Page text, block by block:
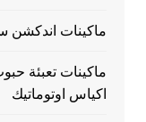
ماكينات اندكشن
ماكينات تعبئة
اكياس اوتوماتيك